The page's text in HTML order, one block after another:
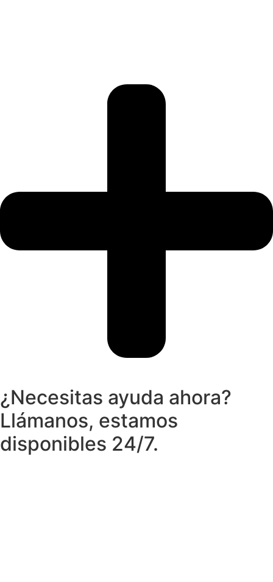
¿Necesitas ayuda ahora?
Llámanos, estamos
disponibles 24/7.